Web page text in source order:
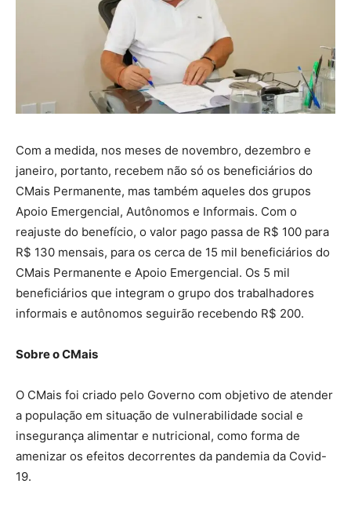
Com a medida, nos meses de novembro, dezembro e
janeiro, portanto, recebem não só os beneficiários do
CMais Permanente, mas também aqueles dos grupos
Apoio Emergencial, Autônomos e Informais. Com o
reajuste do benefício, o valor pago passa de R$ 100 para
R$ 130 mensais, para os cerca de 15 mil beneficiários do
CMais Permanente e Apoio Emergencial. Os 5 mil
beneficiários que integram o grupo dos trabalhadores
informais e autônomos seguirão recebendo R$ 200.
Sobre o CMais
O CMais foi criado pelo Governo com objetivo de atender
a população em situação de vulnerabilidade social e
insegurança alimentar e nutricional, como forma de
amenizar os efeitos decorrentes da pandemia da Covid-
19.